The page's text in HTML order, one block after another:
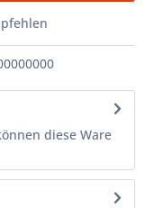
diese Ware